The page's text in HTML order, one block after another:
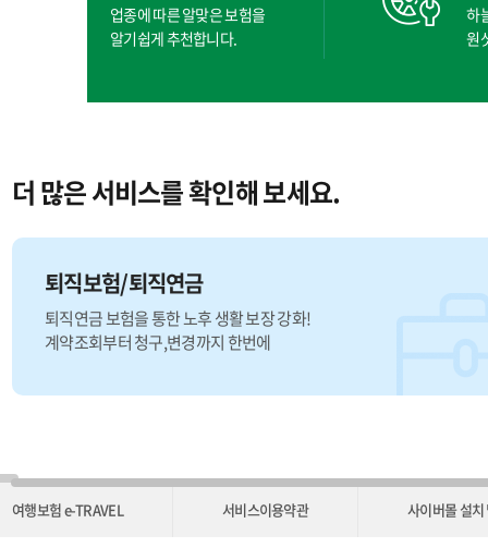
업종에 따른 알맞은 보험을
알기쉽게 추천합니다.
하
원
더 많은 서비스를 확인해 보세요.
퇴직보험/퇴직연금
퇴직연금 보험을 통한 노후 생활 보장 강화!
계약조회부터 청구,변경까지 한번에
여행보험 e-TRAVEL 서비스이용약관 사이버몰 설치